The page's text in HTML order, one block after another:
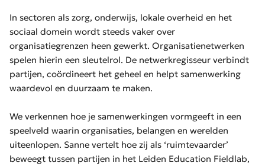
In sectoren als zorg, onderwijs, lokale overheid en het
sociaal domein wordt steeds vaker over
organisatiegrenzen heen gewerkt. Organisatienetwerken
spelen hierin een sleutelrol. De netwerkregisseur verbindt
partijen, coördineert het geheel en helpt samenwerking
waardevol en duurzaam te maken.
We verkennen hoe je samenwerkingen vormgeeft in een
speelveld waarin organisaties, belangen en werelden
uiteenlopen. Sanne vertelt hoe zij als ‘ruimtevaarder’
beweegt tussen partijen in het Leiden Education Fieldlab,